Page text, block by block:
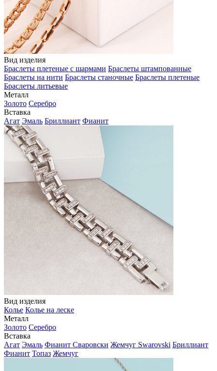
Вид изделия
Браслеты плетеные с шармами Браслеты штампованные
Браслеты на нити Браслеты станочные Браслеты плетеные
Браслеты литьевые
Металл
Золото Серебро
Вставка
Агат Эмаль Бриллиант Фианит
Вид изделия
Колье Колье на леске
Металл
Золото Серебро
Вставка
Агат Эмаль Фианит Сваровски Жемчуг Swarovski Бриллиант
Фианит Топаз Жемчуг